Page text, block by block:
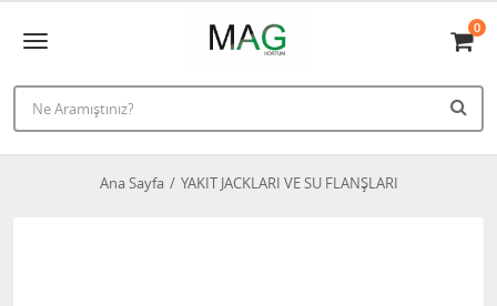
0
Ana Sayfa YAKIT JACKLARI VE SU FLANŞLARI